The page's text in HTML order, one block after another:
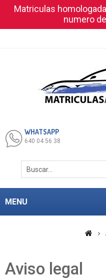
Matriculas
numero
WHATSAPP
640 04 56 38
MENU
Aviso legal